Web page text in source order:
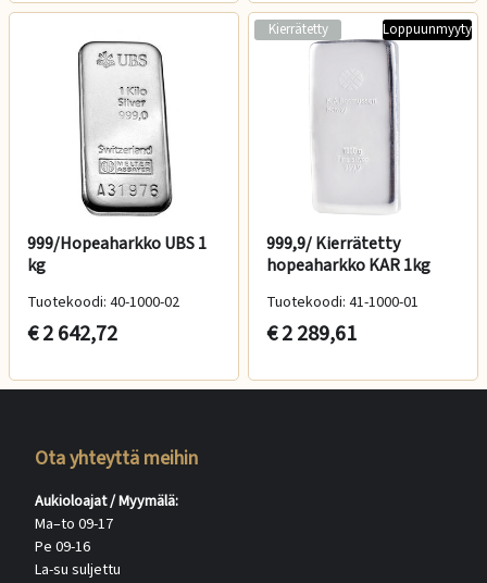
999/Hopeaharkko UBS 1
kg
Tuotekoodi: 40-1000-02
€ 2 642,72
Kierrätetty Loppuunmyyty
999,9/ Kierrätetty
hopeaharkko KAR 1kg
Tuotekoodi: 41-1000-01
€ 2 289,61
Ota yhteyttä meihin
Aukioloajat / Myymälä:
Ma–to 09-17
Pe 09-16
La-su suljettu